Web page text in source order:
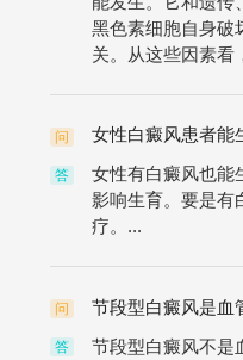
黑色素细胞自身破
关。从这些因素看
问 女性白癜风患者能
答
女性有白癜风也能
影响生育。要是有
疗。...
问 节段型白癜风是血
答
节段型白癜风不是